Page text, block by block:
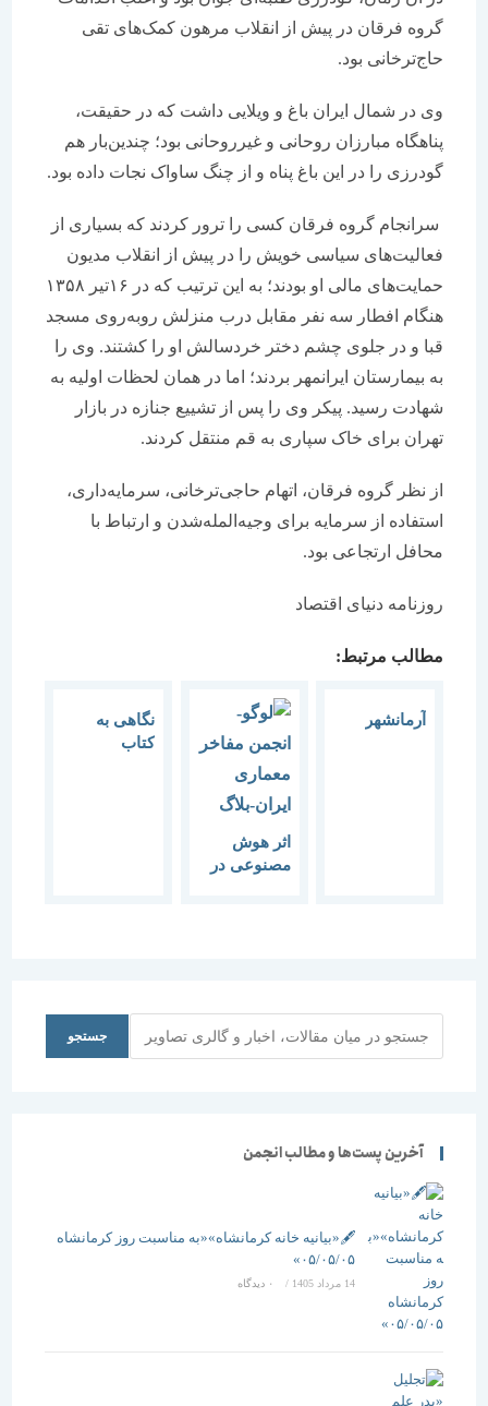
گروه فرقان در پیش از انقلاب مرهون کمک‌های تقی
حاج‌ترخانی بود.
وی در شمال ایران باغ و ویلایی داشت که در حقیقت،
پناهگاه مبارزان روحانی و غیر‌روحانی بود؛ چندین‌بار هم
گودرزی را در این باغ پناه و از چنگ ساواک نجات داده بود.
سرانجام گروه فرقان کسی را ترور کردند که بسیاری از
فعالیت‌های سیاسی خویش را در پیش از انقلاب مدیون
حمایت‌های مالی او بودند؛ به این ترتیب که در ۱۶تیر ۱۳۵۸
هنگام افطار سه نفر مقابل درب منزلش روبه‌روی مسجد
قبا و در جلوی چشم دختر خردسالش او را کشتند. وی را
به بیمارستان ایرانمهر بردند؛ اما در همان لحظات اولیه به
شهادت رسید. پیکر وی را پس از تشییع جنازه در بازار
تهران برای خاک سپاری به قم منتقل کردند.
از نظر گروه فرقان، ‌‌‌‌‌‌اتهام حاجی‌‌‌‌‌‌ترخانی، سرمایه‌داری،
استفاده از سرمایه ‌برای وجیه‌‌‌‌‌‌المله‌شدن و ارتباط با
محافل ارتجاعی بود.
روزنامه دنیای اقتصاد
مطالب مرتبط:
آرمانشهر
اثر هوش
مصنوعی در
نگاهی به
جستجو
آخرین پست‌ها و مطالب انجمن
🖋️«بیانیه خانه کرمانشاه»«به مناسبت روز کرمانشاه
۰۵/۰۵/۰۵»
/ ۰ دیدگاه